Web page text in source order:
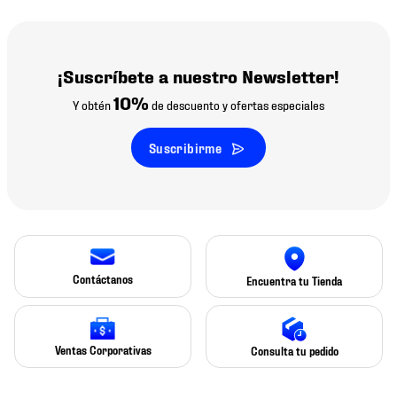
¡Suscríbete a nuestro Newsletter!
Y obtén10% de descuento y ofertas especiales
Suscribirme
Contáctanos Encuentra tu Tienda
Ventas Corporativas Consulta tu pedido